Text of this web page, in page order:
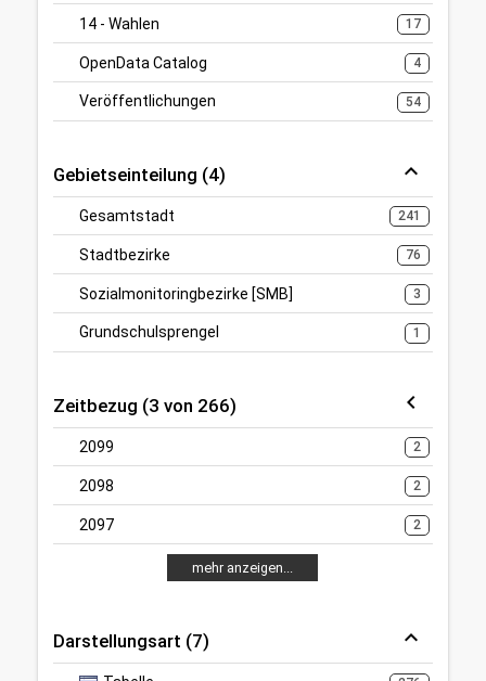
14 - Wahlen 17
OpenData Catalog 4
Veröffentlichungen 54
Gebietseinteilung (4)
Gesamtstadt 241
Stadtbezirke 76
Sozialmonitoringbezirke [SMB] 3
Grundschulsprengel 1
Zeitbezug (3 von 266)
2099 2
2098 2
2097 2
mehr anzeigen...
Darstellungsart (7)